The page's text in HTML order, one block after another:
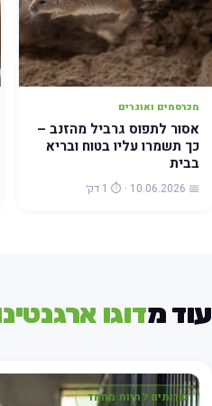
מכרסמים ואוגרים
אסור לתפוס גרביל מהזנב –
כך תשמרו עליו בטוח ובריא
בבית
📅 10.06.2026 · ⏱️ 1 דק׳
מדוגו ארגנטינו
שרותים לחיות מחמד